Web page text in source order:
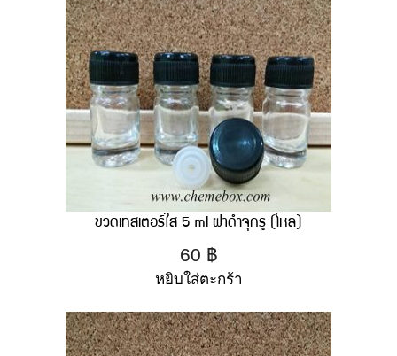
ขวดเทสเตอร์ใส 5 ml ฝาดำจุกรู (โหล)
60 ฿
หยิบใส่ตะกร้า